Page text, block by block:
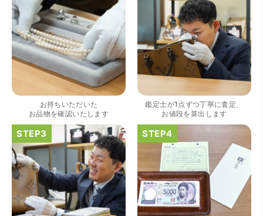
（大阪府大阪市）きれいにして頂いたうえで質入れ金額を
出していただいたのが初めてで感動しました。
（大阪府大阪市）すごく丁寧に対応して頂きました。 ホー
お持ちいただいた
お品物を確認いたします
鑑定士が1点ずつ丁寧に査定、
お値段を算出します